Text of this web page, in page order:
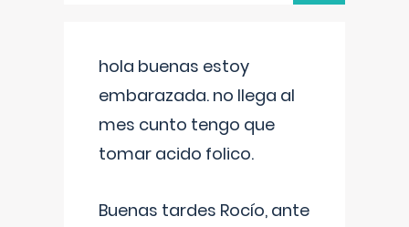
hola buenas estoy
embarazada. no llega al
mes cunto tengo que
tomar acido folico.
Buenas tardes Rocío, ante